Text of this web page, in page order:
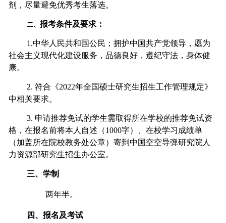
剂，尽量避免优秀考生落选。
二、 报考条件及要求：
1.中华人民共和国公民；拥护中国共产党领导，愿为
社会主义现代化建设服务，品德良好，遵纪守法，身体健
康。
2. 符合《2022年全国硕士研究生招生工作管理规定》
中相关要求。
3. 申请推荐免试的学生需取得所在学校的推荐免试资
格，在报名前将本人自述（1000字）、在校学习成绩单
（加盖所在院校教务处公章）寄到中国空空导弹研究院人
力资源部研究生招生办公室。
三、学制
两年半。
四、报名及考试